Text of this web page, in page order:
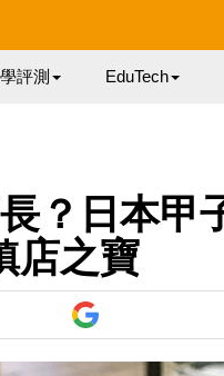
評測 EduTech
？日本甲
店之寶